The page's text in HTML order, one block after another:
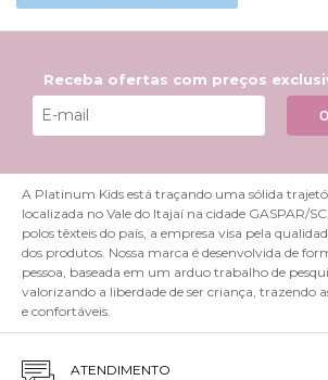
Receba ofertas com preços
A Platinum Kids está traçando uma sólida
localizada no Vale do Itajaí na cidade GASPAR/
polos têxteis do país, a empresa visa pela
dos produtos. Nossa marca é desenvolvida de
pessoa, baseada em um arduo trabalho de
valorizando a liberdade de ser criança, trazendo
e confortáveis.
ATENDIMENTO